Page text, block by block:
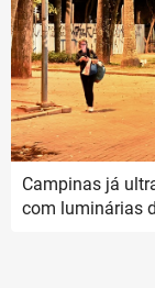
Campinas já
com luminárias